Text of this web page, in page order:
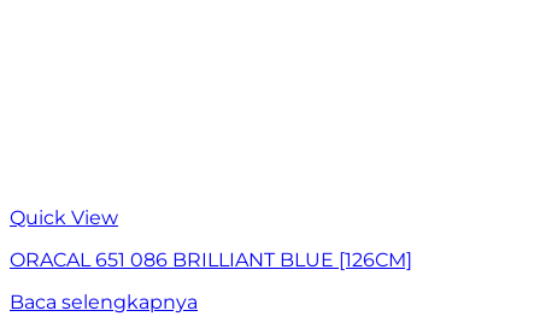
Quick View
ORACAL 651 086 BRILLIANT BLUE [126CM]
Baca selengkapnya